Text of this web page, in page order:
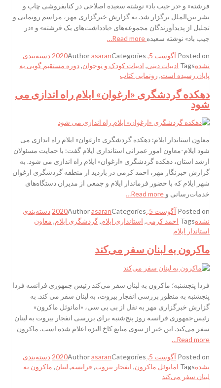
فرشته» و «در جیب باد» نوشته سعیده اصلاحی در کتابفروشی چاپ و
نشر بین‌الملل برگزار شد. به گزارش خبرگزاری مهر، مراسم رونمایی و
تجلیل از پدیدآورندگان مجموعه‌های «یادداشت‌های یک فرشته» و «در
جیب باد» نوشته سعیده
Posted on آگوست 5, 2020 AuthorasaranCategories
دسته‌بندی
نشدهTags ادبیات دینی, ادبیات کودک و نوجوان,دوره مستقیم گویی به
پایان رسیده است, رونمایی کتاب
دهکده گردشگری «ارغوان» ایلام راه اندازی می
شود
معاون استاندار ایلام: دهکده گردشگری «ارغوان» ایلام راه اندازی می
شود ایلام-معاون امور عمرانی استانداری ایلام گفت: با حمایت مسئولان
ارشد استان، دهکده گردشگری «ارغوان» ایلام راه اندازی می شود. به
گزارش خبرنگار مهر، احمد کرمی در بازدید از منطقه گردشگری ارغوان
شهر ایلام که با حضور فرماندار ایلام و جمعی از مدیران دستگاه‌های
خدمات‌رسانی و
Posted on آگوست 5, 2020 AuthorasaranCategories
دسته‌بندی
نشدهTags احمد کرمی, استانداری ایلام,گردشگری ایلام, معاون
استاندار ایلام
ماکرون به لبنان سفر می‌کند
فردا پنجشنبه؛ ماکرون به لبنان سفر می‌کند رئیس جمهوری فرانسه فردا
پنجشنبه به منظور بررسی انفجار بیروت، به لبنان سفر می کند. به
گزارش خبرگزاری مهر به نقل از بی بی سی، «امانوئل ماکرون»
رئیس‌جمهوری فرانسه روز پنج‌شنبه برای بررسی انفجار بیروت به لبنان
سفر می‌کند. این خبر از سوی منابع کاخ الیزه اعلام شده است. ماکرون
Read more…
Posted on آگوست 5, 2020 AuthorasaranCategories
دسته‌بندی
نشدهTags امانوئل ماکرون, انفجار بیروت, فرانسه, لبنان, ماکرون به
لبنان سفر می‌کند